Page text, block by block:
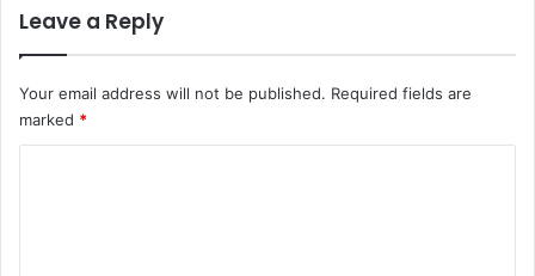
Leave a Reply
Your email address will not be published. Required fields are
marked *